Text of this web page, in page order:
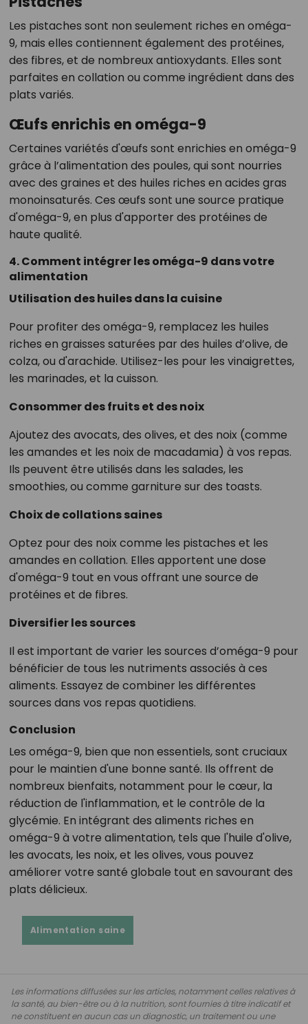
Les pistaches sont non seulement riches en oméga-
9, mais elles contiennent également des protéines,
des fibres, et de nombreux antioxydants. Elles sont
parfaites en collation ou comme ingrédient dans des
plats variés.
Œufs enrichis en oméga-9
Certaines variétés d'œufs sont enrichies en oméga-9
grâce à l’alimentation des poules, qui sont nourries
avec des graines et des huiles riches en acides gras
monoinsaturés. Ces œufs sont une source pratique
d'oméga-9, en plus d'apporter des protéines de
haute qualité.
4. Comment intégrer les oméga-9 dans votre
alimentation
Utilisation des huiles dans la cuisine
Pour profiter des oméga-9, remplacez les huiles
riches en graisses saturées par des huiles d’olive, de
colza, ou d'arachide. Utilisez-les pour les vinaigrettes,
les marinades, et la cuisson.
Consommer des fruits et des noix
Ajoutez des avocats, des olives, et des noix (comme
les amandes et les noix de macadamia) à vos repas.
Ils peuvent être utilisés dans les salades, les
smoothies, ou comme garniture sur des toasts.
Choix de collations saines
Optez pour des noix comme les pistaches et les
amandes en collation. Elles apportent une dose
d'oméga-9 tout en vous offrant une source de
protéines et de fibres.
Diversifier les sources
Il est important de varier les sources d’oméga-9 pour
bénéficier de tous les nutriments associés à ces
aliments. Essayez de combiner les différentes
sources dans vos repas quotidiens.
Conclusion
Les oméga-9, bien que non essentiels, sont cruciaux
pour le maintien d'une bonne santé. Ils offrent de
nombreux bienfaits, notamment pour le cœur, la
réduction de l'inflammation, et le contrôle de la
glycémie. En intégrant des aliments riches en
oméga-9 à votre alimentation, tels que l'huile d'olive,
les avocats, les noix, et les olives, vous pouvez
améliorer votre santé globale tout en savourant des
plats délicieux.
Alimentation saine
Les informations diffusées sur les articles, notamment celles relatives à
la santé, au bien-être ou à la nutrition, sont fournies à titre indicatif et
ne constituent en aucun cas un diagnostic, un traitement ou une